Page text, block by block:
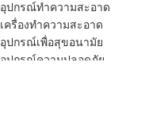
อุปกรณ์ทำความสะอาด
เครื่องทำความสะอาด
อุปกรณ์เพื่อสุขอนามัย
อุปกรณ์ความปลอดภัย